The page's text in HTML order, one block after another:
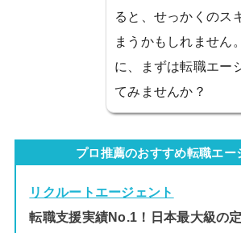
ると、せっかくのス
まうかもしれません
に、まずは転職エー
てみませんか？
プロ推薦のおすすめ転職エー
リクルートエージェント
転職支援実績No.1！日本最大級の